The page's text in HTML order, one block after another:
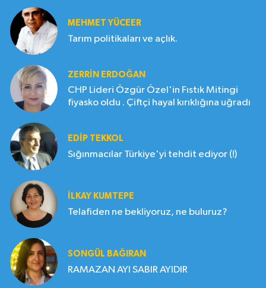
MEHMET YÜCEER
Tarım politikaları ve açlık.
ZERRIN ERDOĞAN
CHP Lideri Özgür Özel'in Fıstık Mitingi
fiyasko oldu . Çiftçi hayal kırıklığına uğradı
EDIP TEKKOL
Sığınmacılar Türkiye'yi tehdit ediyor (!)
İLKAY KUMTEPE
Telafiden ne bekliyoruz, ne buluruz?
SONGÜL BAĞIRAN
RAMAZAN AYI SABIR AYIDIR